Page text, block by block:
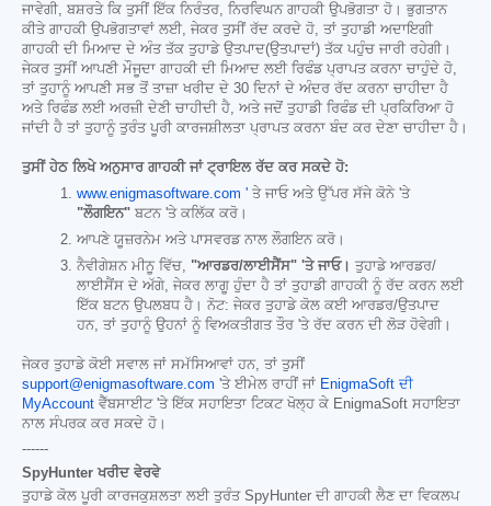
ਜਾਵੇਗੀ, ਬਸ਼ਰਤੇ ਕਿ ਤੁਸੀਂ ਇੱਕ ਨਿਰੰਤਰ, ਨਿਰਵਿਘਨ ਗਾਹਕੀ ਉਪਭੋਗਤਾ ਹੋ। ਭੁਗਤਾਨ
ਕੀਤੇ ਗਾਹਕੀ ਉਪਭੋਗਤਾਵਾਂ ਲਈ, ਜੇਕਰ ਤੁਸੀਂ ਰੱਦ ਕਰਦੇ ਹੋ, ਤਾਂ ਤੁਹਾਡੀ ਅਦਾਇਗੀ
ਗਾਹਕੀ ਦੀ ਮਿਆਦ ਦੇ ਅੰਤ ਤੱਕ ਤੁਹਾਡੇ ਉਤਪਾਦ(ਉਤਪਾਦਾਂ) ਤੱਕ ਪਹੁੰਚ ਜਾਰੀ ਰਹੇਗੀ।
ਜੇਕਰ ਤੁਸੀਂ ਆਪਣੀ ਮੌਜੂਦਾ ਗਾਹਕੀ ਦੀ ਮਿਆਦ ਲਈ ਰਿਫੰਡ ਪ੍ਰਾਪਤ ਕਰਨਾ ਚਾਹੁੰਦੇ ਹੋ,
ਤਾਂ ਤੁਹਾਨੂੰ ਆਪਣੀ ਸਭ ਤੋਂ ਤਾਜ਼ਾ ਖਰੀਦ ਦੇ 30 ਦਿਨਾਂ ਦੇ ਅੰਦਰ ਰੱਦ ਕਰਨਾ ਚਾਹੀਦਾ ਹੈ
ਅਤੇ ਰਿਫੰਡ ਲਈ ਅਰਜ਼ੀ ਦੇਣੀ ਚਾਹੀਦੀ ਹੈ, ਅਤੇ ਜਦੋਂ ਤੁਹਾਡੀ ਰਿਫੰਡ ਦੀ ਪ੍ਰਕਿਰਿਆ ਹੋ
ਜਾਂਦੀ ਹੈ ਤਾਂ ਤੁਹਾਨੂੰ ਤੁਰੰਤ ਪੂਰੀ ਕਾਰਜਸ਼ੀਲਤਾ ਪ੍ਰਾਪਤ ਕਰਨਾ ਬੰਦ ਕਰ ਦੇਣਾ ਚਾਹੀਦਾ ਹੈ।
ਤੁਸੀਂ ਹੇਠ ਲਿਖੇ ਅਨੁਸਾਰ ਗਾਹਕੀ ਜਾਂ ਟ੍ਰਾਇਲ ਰੱਦ ਕਰ ਸਕਦੇ ਹੋ:
www.enigmasoftware.com ' ਤੇ ਜਾਓ ਅਤੇ ਉੱਪਰ ਸੱਜੇ ਕੋਨੇ 'ਤੇ
"ਲੌਗਇਨ" ਬਟਨ 'ਤੇ ਕਲਿੱਕ ਕਰੋ।
ਆਪਣੇ ਯੂਜ਼ਰਨੇਮ ਅਤੇ ਪਾਸਵਰਡ ਨਾਲ ਲੌਗਇਨ ਕਰੋ।
ਨੈਵੀਗੇਸ਼ਨ ਮੀਨੂ ਵਿੱਚ, "ਆਰਡਰ/ਲਾਈਸੈਂਸ" 'ਤੇ ਜਾਓ। ਤੁਹਾਡੇ ਆਰਡਰ/
ਲਾਈਸੈਂਸ ਦੇ ਅੱਗੇ, ਜੇਕਰ ਲਾਗੂ ਹੁੰਦਾ ਹੈ ਤਾਂ ਤੁਹਾਡੀ ਗਾਹਕੀ ਨੂੰ ਰੱਦ ਕਰਨ ਲਈ
ਇੱਕ ਬਟਨ ਉਪਲਬਧ ਹੈ। ਨੋਟ: ਜੇਕਰ ਤੁਹਾਡੇ ਕੋਲ ਕਈ ਆਰਡਰ/ਉਤਪਾਦ
ਹਨ, ਤਾਂ ਤੁਹਾਨੂੰ ਉਹਨਾਂ ਨੂੰ ਵਿਅਕਤੀਗਤ ਤੌਰ 'ਤੇ ਰੱਦ ਕਰਨ ਦੀ ਲੋੜ ਹੋਵੇਗੀ।
ਜੇਕਰ ਤੁਹਾਡੇ ਕੋਈ ਸਵਾਲ ਜਾਂ ਸਮੱਸਿਆਵਾਂ ਹਨ, ਤਾਂ ਤੁਸੀਂ
support@enigmasoftware.com 'ਤੇ ਈਮੇਲ ਰਾਹੀਂ ਜਾਂ EnigmaSoft ਦੀ
MyAccount ਵੈੱਬਸਾਈਟ 'ਤੇ ਇੱਕ ਸਹਾਇਤਾ ਟਿਕਟ ਖੋਲ੍ਹ ਕੇ EnigmaSoft ਸਹਾਇਤਾ
ਨਾਲ ਸੰਪਰਕ ਕਰ ਸਕਦੇ ਹੋ।
------
SpyHunter ਖਰੀਦ ਵੇਰਵੇ
ਤੁਹਾਡੇ ਕੋਲ ਪੂਰੀ ਕਾਰਜਕੁਸ਼ਲਤਾ ਲਈ ਤੁਰੰਤ SpyHunter ਦੀ ਗਾਹਕੀ ਲੈਣ ਦਾ ਵਿਕਲਪ